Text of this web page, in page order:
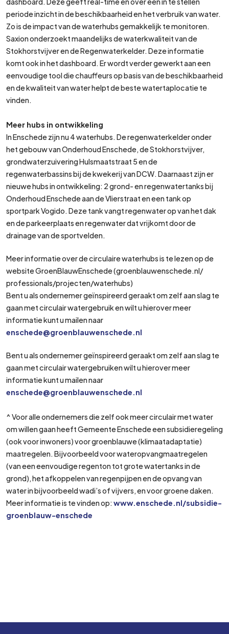
periode inzicht in de beschikbaarheid en het verbruik van water.
Zo is de impact van de waterhubs gemakkelijk te monitoren.
Saxion onderzoekt maandelijks de waterkwaliteit van de
Stokhorstvijver en de Regenwaterkelder. Deze informatie
komt ook in het dashboard. Er wordt verder gewerkt aan een
eenvoudige tool die chauffeurs op basis van de beschikbaarheid
en de kwaliteit van water helpt de beste watertaplocatie te
vinden.
Meer hubs in ontwikkeling
In Enschede zijn nu 4 waterhubs. De regenwaterkelder onder
het gebouw van Onderhoud Enschede, de Stokhorstvijver,
grondwaterzuivering Hulsmaatstraat 5 en de
regenwaterbassins bij de kwekerij van DCW. Daarnaast zijn er
nieuwe hubs in ontwikkeling: 2 grond- en regenwatertanks bij
Onderhoud Enschede aan de Vlierstraat en een tank op
sportpark Vogido. Deze tank vangt regenwater op van het dak
en de parkeerplaats en regenwater dat vrijkomt door de
drainage van de sportvelden.
Meer informatie over de circulaire waterhubs is te lezen op de
website GroenBlauwEnschede (groenblauwenschede.nl/
professionals/projecten/waterhubs)
Bent u als ondernemer geïnspireerd geraakt om zelf aan slag te
gaan met circulair watergebruik en wilt u hierover meer
informatie kunt u mailen naar
enschede@groenblauwenschede.nl
Bent u als ondernemer geïnspireerd geraakt om zelf aan slag te
gaan met circulair watergebruiken wilt u hierover meer
informatie kunt u mailen naar
enschede@groenblauwenschede.nl
^ Voor alle ondernemers die zelf ook meer circulair met water
om willen gaan heeft Gemeente Enschede een subsidieregeling
(ook voor inwoners) voor groenblauwe (klimaatadaptatie)
maatregelen. Bijvoorbeeld voor wateropvangmaatregelen
(van een eenvoudige regenton tot grote watertanks in de
grond), het afkoppelen van regenpijpen en de opvang van
water in bijvoorbeeld wadi’s of vijvers, en voor groene daken.
Meer informatie is te vinden op:www.enschede.nl/subsidie-
groenblauw-enschede